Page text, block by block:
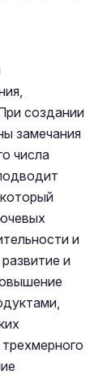
создании
замечания
числа
и
и